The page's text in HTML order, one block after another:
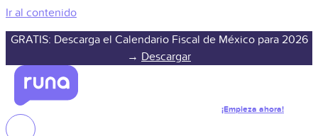
Ir al contenido
GRATIS: Descarga el Calendario Fiscal de México para 2026
→ Descargar
¡Empieza ahora!